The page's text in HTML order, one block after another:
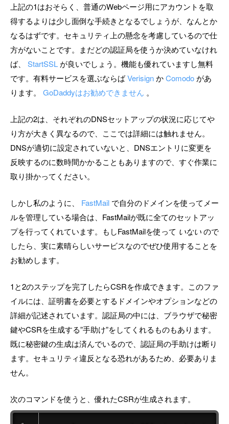
上記の1はおそらく、普通のWebページ用にアカウントを取
得するよりは少し面倒な手続きとなるでしょうが、なんとか
なるはずです。セキュリティ上の懸念を考慮しているので仕
方がないことです。まだどの認証局を使うか決めていなけれ
ば、 StartSSL が良いでしょう。機能も優れていますし無料
です。有料サービスを選ぶならばVerisignかComodo があ
ります。 GoDaddyはお勧めできません 。
上記の2は、それぞれのDNSセットアップの状況に応じてや
り方が大きく異なるので、ここでは詳細には触れません。
DNSが適切に設定されていないと、DNSエントリに変更を
反映するのに数時間かかることもありますので、すぐ作業に
取り掛かってください。
しかし私のように、 FastMail で自分のドメインを使ってメー
ルを管理している場合は、FastMailが既に全てのセットアッ
プを行ってくれています。もしFastMailを使って いないので
したら、実に素晴らしいサービスなのでぜひ使用することを
お勧めします。
1と2のステップを完了したらCSRを作成できます。このファ
イルには、証明書を必要とするドメインやオプションなどの
詳細が記述されています。認証局の中には、ブラウザで秘密
鍵やCSRを生成する”手助け”をしてくれるものもあります。
既に秘密鍵の生成は済んでいるので、認証局の手助けは断り
ます。セキュリティ違反となる恐れがあるため、必要ありま
せん。
次のコマンドを使うと、優れたCSRが生成されます。